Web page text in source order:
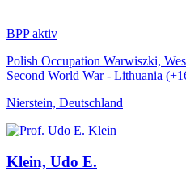
BPP aktiv
Polish Occupation Warwiszki,
Second World War - Lithuania
Nierstein, Deutschland
Klein, Udo E.